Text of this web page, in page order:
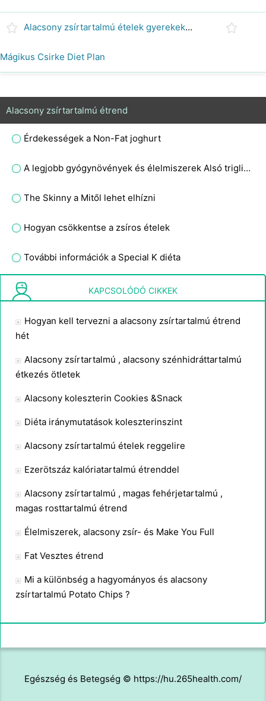
Alacsony zsírtartalmú ételek gyerekeknek
Mágikus Csirke Diet Plan
Alacsony zsírtartalmú étrend
Érdekességek a Non-Fat joghurt
A legjobb gyógynövények és élelmiszerek Alsó trigliceridek
The Skinny a Mitől lehet elhízni
Hogyan csökkentse a zsíros ételek
További információk a Special K diéta
A BMI diagram alacsonyabb vagy magasabb jó?
KAPCSOLÓDÓ CIKKEK
Hogyan kell tervezni a alacsony zsírtartalmú étrend
hét
Alacsony zsírtartalmú , alacsony szénhidráttartalmú
étkezés ötletek
Alacsony koleszterin Cookies &Snack
Diéta iránymutatások koleszterinszint
Alacsony zsírtartalmú ételek reggelire
Ezerötszáz kalóriatartalmú étrenddel
Alacsony zsírtartalmú , magas fehérjetartalmú ,
magas rosttartalmú étrend
Élelmiszerek, alacsony zsír- és Make You Full
Fat Vesztes étrend
Mi a különbség a hagyományos és alacsony
zsírtartalmú Potato Chips ?
Egészség és Betegség © https://hu.265health.com/